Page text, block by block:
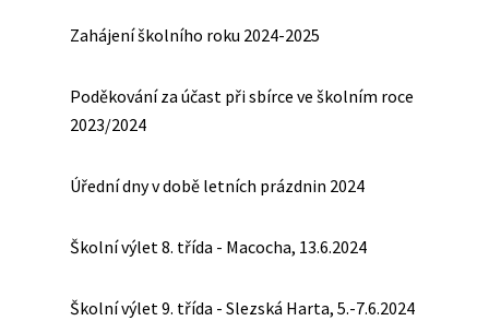
Zahájení školního roku 2024-2025
Poděkování za účast při sbírce ve školním roce
2023/2024
Úřední dny v době letních prázdnin 2024
Školní výlet 8. třída - Macocha, 13.6.2024
Školní výlet 9. třída - Slezská Harta, 5.-7.6.2024